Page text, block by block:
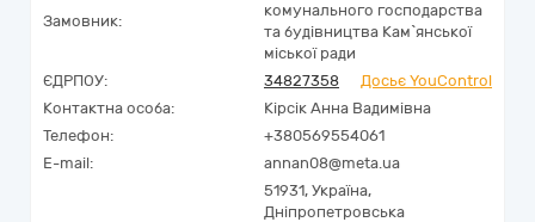
Замовник:
комунального господарства
та будівництва Кам`янської
міської ради
ЄДРПОУ:
34827358
Досьє YouControl
Контактна особа:
Кірсік Анна Вадимівна
Телефон:
+380569554061
E-mail:
annan08@meta.ua
51931, Україна,
Дніпропетровська